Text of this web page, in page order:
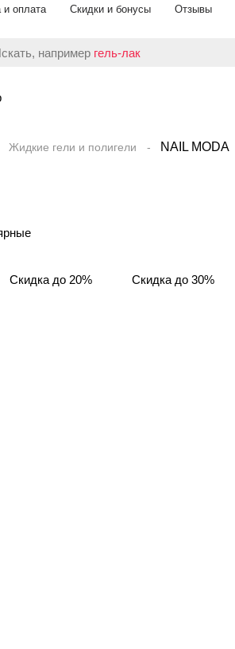
и оплата Скидки и бонусы Отзывы
например гель-лак
Жидкие гели и полигели NAIL MODA
Скидка до 20% Скидка до 30%